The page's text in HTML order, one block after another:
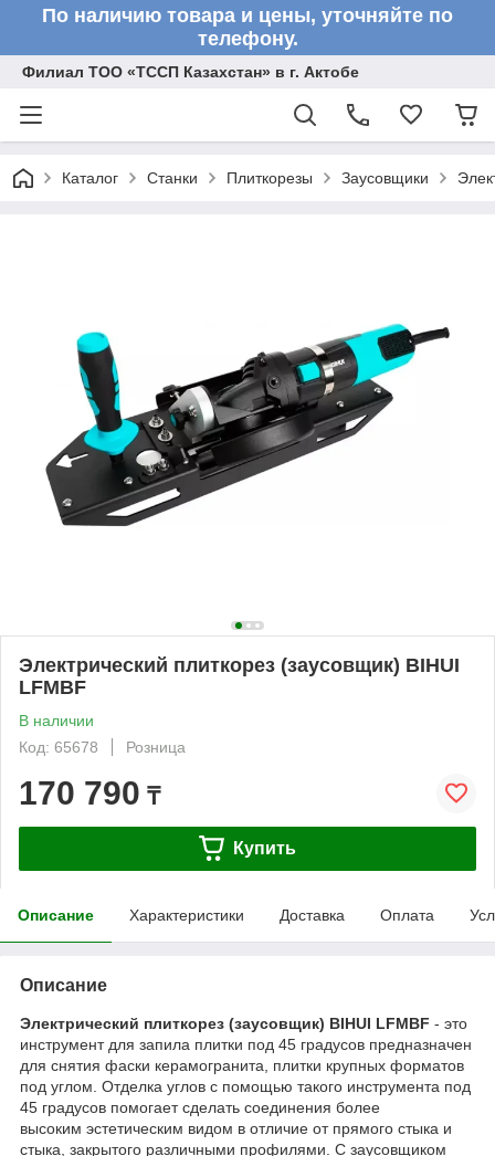
По наличию товара и цены, уточняйте по
телефону.
Филиал ТОО «ТССП Казахстан» в г. Актобе
Каталог Станки Плиткорезы Заусовщики
Электрический плиткорез (заусовщик) BIHUI
LFMBF
В наличии
Код: 65678
Розница
170 790 ₸
Купить
Описание Характеристики Доставка Оплата
Описание
Электрический плиткорез (заусовщик) BIHUI LFMBF - это
инструмент для запила плитки под 45 градусов предназначен
для снятия фаски керамогранита, плитки крупных форматов
под углом. Отделка углов с помощью такого инструмента под
45 градусов помогает сделать соединения более
высоким эстетическим видом в отличие от прямого стыка и
стыка, закрытого различными профилями. С заусовщиком